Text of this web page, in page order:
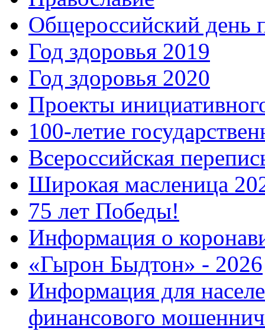
Общероссийский день
Год здоровья 2019
Год здоровья 2020
Проекты
100-летие
Всероссийская
Широкая масленица
75 лет Победы!
Информация о
«Гырон Быдтон» - 2026
Информация для
финансового